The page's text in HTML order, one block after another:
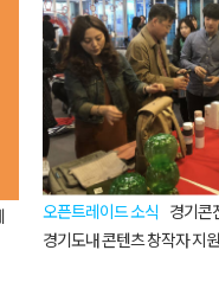
오픈트레이드 소식 경기콘
경기도내 콘텐츠 창작자 지